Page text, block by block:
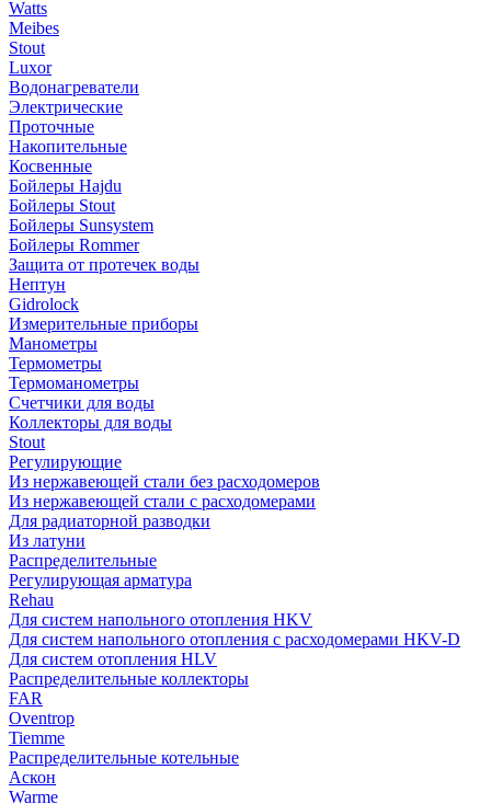
Watts
Meibes
Stout
Luxor
Водонагреватели
Электрические
Проточные
Накопительные
Косвенные
Бойлеры Hajdu
Бойлеры Stout
Бойлеры Sunsystem
Бойлеры Rommer
Защита от протечек воды
Нептун
Gidrolock
Измерительные приборы
Манометры
Термометры
Термоманометры
Счетчики для воды
Коллекторы для воды
Stout
Регулирующие
Из нержавеющей стали без расходомеров
Из нержавеющей стали с расходомерами
Для радиаторной разводки
Из латуни
Распределительные
Регулирующая арматура
Rehau
Для систем напольного отопления HKV
Для систем напольного отопления с расходомерами HKV-D
Для систем отопления HLV
Распределительные коллекторы
FAR
Oventrop
Tiemme
Распределительные котельные
Аскон
Warme